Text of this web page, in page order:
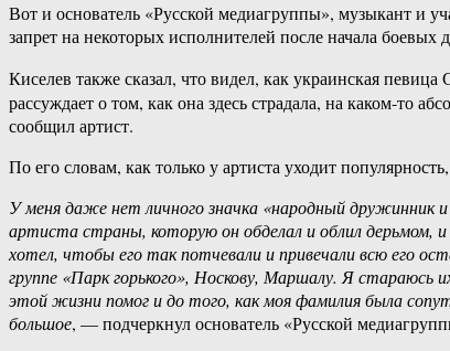
Вот и основатель «Русской медиагруппы», музыкант и
запрет на некоторых исполнителей после начала
Киселев также сказал, что видел, как украинская певица
рассуждает о том, как она здесь страдала, на каком-то
сообщил артист.
По его словам, как только у артиста уходит
У меня даже нет личного значка «народный дружинник
артиста страны, которую он обделал и облил дерьмом,
хотел, чтобы его так потчевали и привечали всю его
группе «Парк горького», Носкову, Маршалу. Я
этой жизни помог и до того, как моя фамилия была
большое, — подчеркнул основатель «Русской